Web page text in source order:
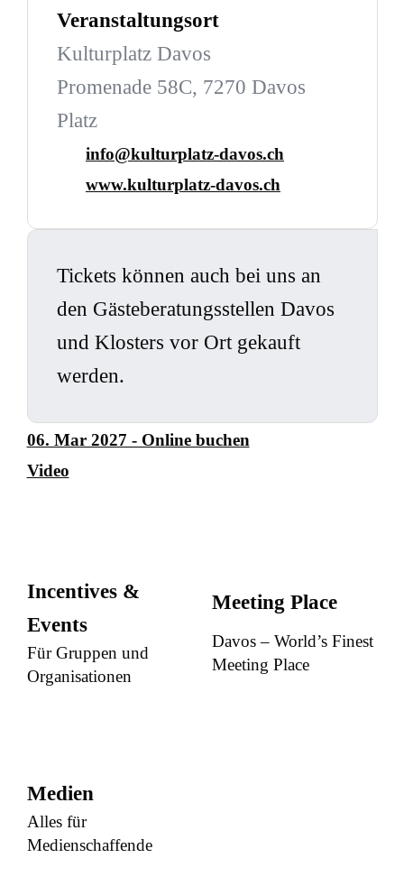
Veranstaltungsort
Kulturplatz Davos
Promenade 58C, 7270 Davos
Platz
info@kulturplatz-davos.ch
www.kulturplatz-davos.ch
Tickets können auch bei uns an
den Gästeberatungsstellen Davos
und Klosters vor Ort gekauft
werden.
06. Mar 2027 - Online buchen
Video
Incentives &
Events
Für Gruppen und
Organisationen
Meeting Place
Davos – World’s Finest
Meeting Place
Medien
Alles für
Medienschaffende